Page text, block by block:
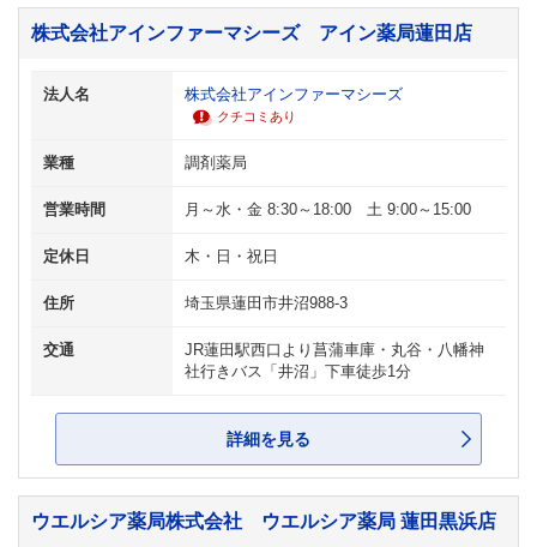
株式会社アインファーマシーズ アイン薬局蓮田店
法人名 株式会社アインファーマシーズ
クチコミあり
業種 調剤薬局
営業時間 月～水・金 8:30～18:00 土 9:00～15:00
定休日 木・日・祝日
住所 埼玉県蓮田市井沼988-3
交通
JR蓮田駅西口より菖蒲車庫・丸谷・八幡神
社行きバス「井沼」下車徒歩1分
詳細を見る
ウエルシア薬局株式会社 ウエルシア薬局 蓮田黒浜店